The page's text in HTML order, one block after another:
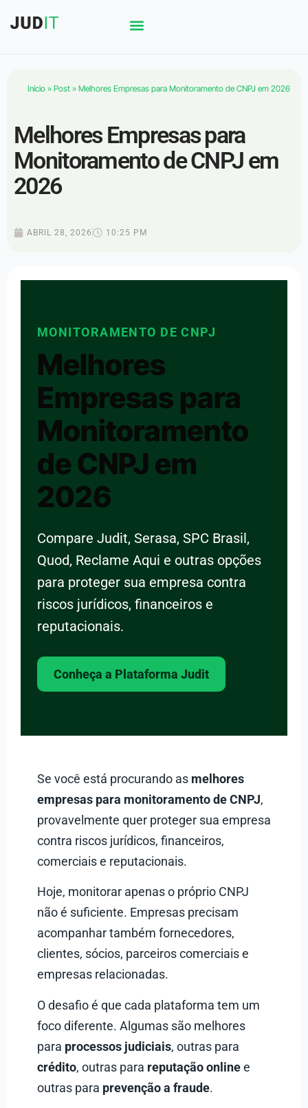
Início » Post » Melhores Empresas para Monitoramento de CNPJ em 2026
Melhores Empresas para
Monitoramento de CNPJ em
2026
ABRIL 28, 2026 10:25 PM
MONITORAMENTO DE CNPJ
Melhores
Empresas para
Monitoramento
de CNPJ em
2026
Compare Judit, Serasa, SPC Brasil,
Quod, Reclame Aqui e outras opções
para proteger sua empresa contra
riscos jurídicos, financeiros e
reputacionais.
Conheça a Plataforma Judit
Se você está procurando as melhores
empresas para monitoramento de CNPJ,
provavelmente quer proteger sua empresa
contra riscos jurídicos, financeiros,
comerciais e reputacionais.
Hoje, monitorar apenas o próprio CNPJ
não é suficiente. Empresas precisam
acompanhar também fornecedores,
clientes, sócios, parceiros comerciais e
empresas relacionadas.
O desafio é que cada plataforma tem um
foco diferente. Algumas são melhores
para processos judiciais, outras para
crédito, outras para reputação onlinee
outras para prevenção a fraude.